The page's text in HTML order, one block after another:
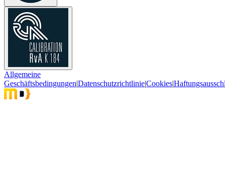
Allgemeine
Geschäftsbedingungen|Datenschutzrichtlinie|Cookies|